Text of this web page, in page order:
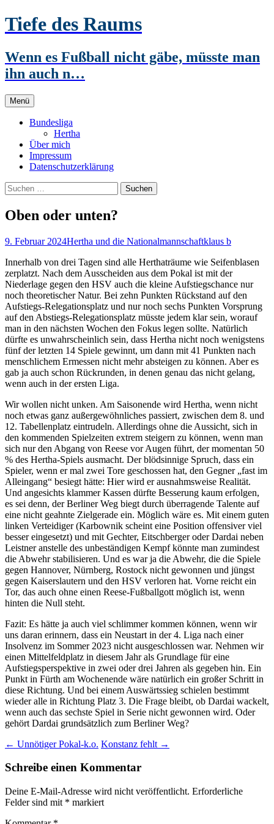
Zum
Inhalt
Tiefe des Raums
Wenn es Fußball nicht gäbe, müsste man
ihn auch n…
Menü
Bundesliga
Hertha
Über mich
Impressum
Datenschutzerklärung
Suchen
nach:
Oben oder unten?
9. Februar 2024Hertha und die Nationalmannschaftklaus b
Innerhalb von drei Tagen sind alle Herthaträume wie Seifenblasen
zerplatzt. Nach dem Ausscheiden aus dem Pokal ist mit der
Niederlage gegen den HSV auch die kleine Aufstiegschance nur
noch theoretischer Natur. Bei zehn Punkten Rückstand auf den
Aufstiegs-Relegationsplatz und nur noch sechs Punkten Vorsprung
auf den Abstiegs-Relegationsplatz müsste jedem klar sein, worauf
man in den nächsten Wochen den Fokus legen sollte. Natürlich
dürfte es unwahrscheinlich sein, dass Hertha nicht noch wenigstens
fünf der letzten 14 Spiele gewinnt, um dann mit 41 Punkten nach
menschlichem Ermessen nicht mehr absteigen zu können. Aber es
gab ja auch schon Rückrunden, in denen genau das nicht gelang,
wenn auch in der ersten Liga.
Wir wollen nicht unken. Am Saisonende wird Hertha, wenn nicht
noch etwas ganz außergewöhnliches passiert, zwischen dem 8. und
12. Tabellenplatz eintrudeln. Allerdings ohne die Aussicht, sich in
den kommenden Spielzeiten extrem steigern zu können, wenn man
sich nur den Abgang von Reese vor Augen führt, der momentan 50
% des Hertha-Spiels ausmacht. Der blödsinnige Spruch, dass ein
Spieler, wenn er mal zwei Tore geschossen hat, den Gegner „fast im
Alleingang“ besiegt hätte: Hier wird er ausnahmsweise Realität.
Und angesichts klammer Kassen dürfte Besserung kaum erfolgen,
es sei denn, der Berliner Weg biegt durch überragende Talente auf
eine nicht geahnte Zielgerade ein. Möglich wäre es. Mit einem guten
linken Verteidiger (Karbownik scheint eine Position offensiver viel
besser eingesetzt) und mit Gechter, Eitschberger oder Dardai neben
Leistner anstelle des unbeständigen Kempf könnte man zumindest
die Abwehr stabilisieren. Und es war ja die Abwehr, die die Spiele
gegen Hannover, Nürnberg, Rostock nicht gewonnen und jüngst
gegen Kaiserslautern und den HSV verloren hat. Vorne reicht ein
Tor, das auch ohne einen Reese-Fußballgott möglich ist, wenn
hinten die Null steht.
Fazit: Es hätte ja auch viel schlimmer kommen können, wenn wir
uns daran erinnern, dass ein Neustart in der 4. Liga nach einer
Insolvenz im Sommer 2023 nicht ausgeschlossen war. Nehmen wir
einen Mittelfeldplatz in diesem Jahr als Grundlage für eine
Aufstiegsperspektive in zwei oder drei Jahren als gegeben hin. Ein
Punkt in Fürth am Wochenende wäre natürlich ein großer Schritt in
diese Richtung. Und bei einem Auswärtssieg schielen bestimmt
wieder alle in Richtung Platz 3. Die Frage bleibt, ob Dardai wackelt,
wenn auch das sechste Spiel in Serie nicht gewonnen wird. Oder
gehört Dardai grundsätzlich zum Berliner Weg?
Beitragsnavigation
← Unnötiger Pokal-k.o. Konstanz fehlt →
Schreibe einen Kommentar
Deine E-Mail-Adresse wird nicht veröffentlicht. Erforderliche
Felder sind mit * markiert